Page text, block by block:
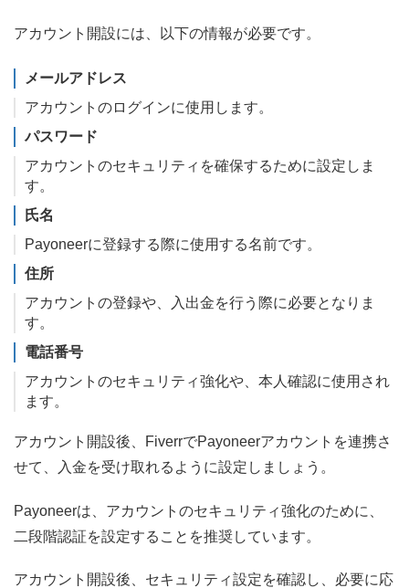
アカウント開設には、以下の情報が必要です。
メールアドレス
アカウントのログインに使用します。
パスワード
アカウントのセキュリティを確保するために設定しま
す。
氏名
Payoneerに登録する際に使用する名前です。
住所
アカウントの登録や、入出金を行う際に必要となりま
す。
電話番号
アカウントのセキュリティ強化や、本人確認に使用され
ます。
アカウント開設後、FiverrでPayoneerアカウントを連携さ
せて、入金を受け取れるように設定しましょう。
Payoneerは、アカウントのセキュリティ強化のために、
二段階認証を設定することを推奨しています。
アカウント開設後、セキュリティ設定を確認し、必要に応